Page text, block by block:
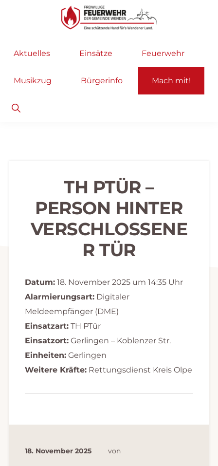
Hauptnavigation
Feuerwehr
helfen
selbstverständlich!
Aktuelles Einsätze Feuerwehr
Musikzug Bürgerinfo Mach mit!
Show
Search
TH PTÜR –
PERSON HINTER
VERSCHLOSSENE
R TÜR
Datum:18. November 2025 um 14:35 Uhr
Alarmierungsart:Digitaler
Meldeempfänger (DME)
Einsatzart:TH PTür
Einsatzort:Gerlingen – Koblenzer Str.
Einheiten:Gerlingen
Weitere Kräfte:Rettungsdienst Kreis Olpe
18. November 2025 von